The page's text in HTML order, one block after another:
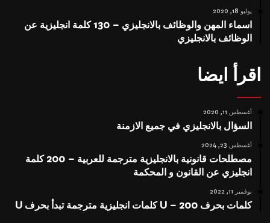
يوليو 18, 2020
اسماء المهن والوظائف بالانجليزي – 130 كلمة انجليزية عن
الوظائف بالانجليزي
اقرأ ايضا
أغسطس 11, 2020
السؤال بالانجليزي في جميع الازمنة
أغسطس 23, 2024
مصطلحات قانونية بالانجليزية مترجمة للعربية – 200 كلمة
انجليزي عن القانون و المحكمة
نوفمبر 11, 2022
كلمات بحرف U – 200 كلمات انجليزية مترجمة تبدأ بحرف U